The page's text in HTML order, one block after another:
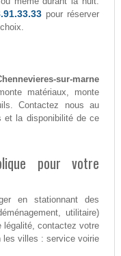
pour réserver
sur-marne
matériaux, monte
Contactez nous au
et la disponibilité de ce
pour votre
en stationnant des
utilitaire)
légalité, contactez votre
villes : service voirie